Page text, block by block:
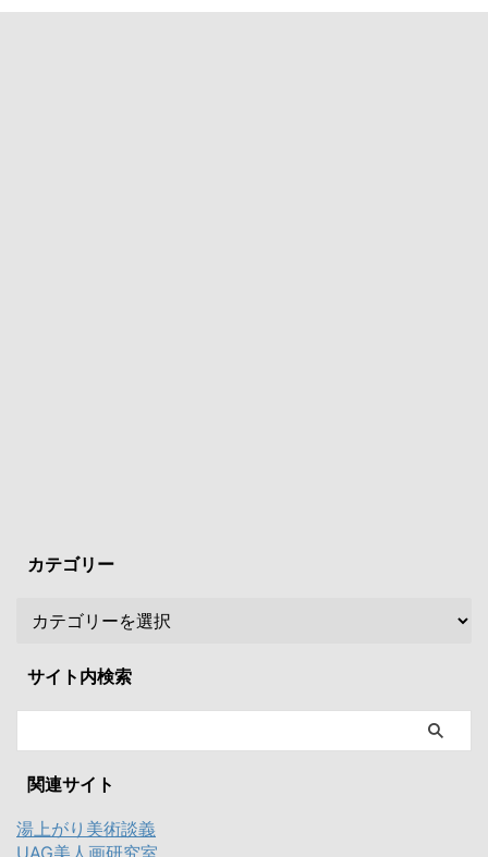
カテゴリー
サイト内検索
関連サイト
湯上がり美術談義
UAG美人画研究室